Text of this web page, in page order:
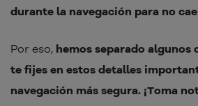
durante la navegación para no
Por eso, hemos separado algunos
te fijes en estos detalles
navegación más segura. ¡Toma